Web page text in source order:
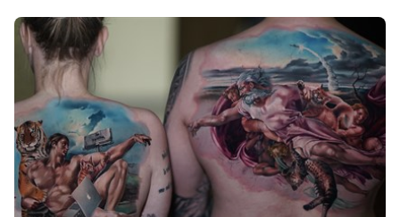
Masaż czekoladą
Masaż Karku
Masaż orientalny